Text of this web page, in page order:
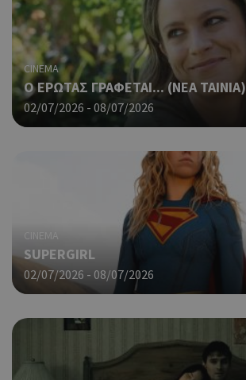
CINEMA
Ο ΕΡΩΤΑΣ ΓΡΑΦΕΤΑΙ... (ΝΕΑ ΤΑΙΝΙΑ)
02/07/2026 - 08/07/2026
CINEMA
SUPERGIRL
02/07/2026 - 08/07/2026